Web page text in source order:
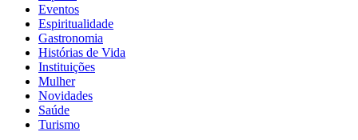
Eventos
Espiritualidade
Gastronomia
Histórias de Vida
Instituições
Mulher
Novidades
Saúde
Turismo